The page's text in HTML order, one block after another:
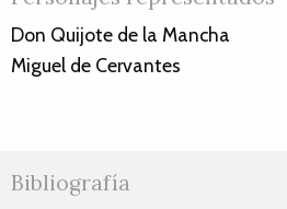
Don Quijote de la Mancha
Miguel de Cervantes
Bibliografía